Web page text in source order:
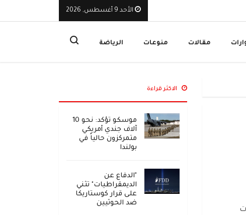
الوطنية أحبطت هجوماً حوثياً يهدد البحر الأحمر بكارثة بيئية
الأحد 9 أغسطس, 2026
مقالات منوعات الرياضة
الاكثر قراءة
موسكو تؤكد: نحو 10
آلاف جندي أمريكي
متمركزون حالياً في
بولندا
"الدفاع عن
الديمقراطيات" تثني
على قرار كوستاريكا
ضد الحوثيين